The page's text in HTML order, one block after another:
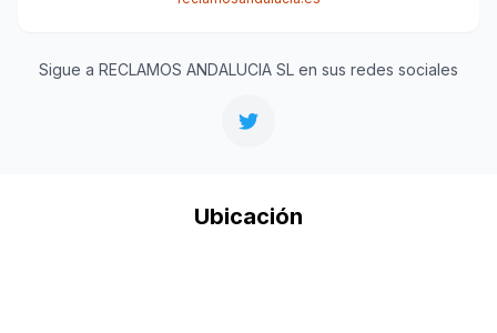
Sigue a RECLAMOS ANDALUCIA SL en sus redes sociales
Ubicación